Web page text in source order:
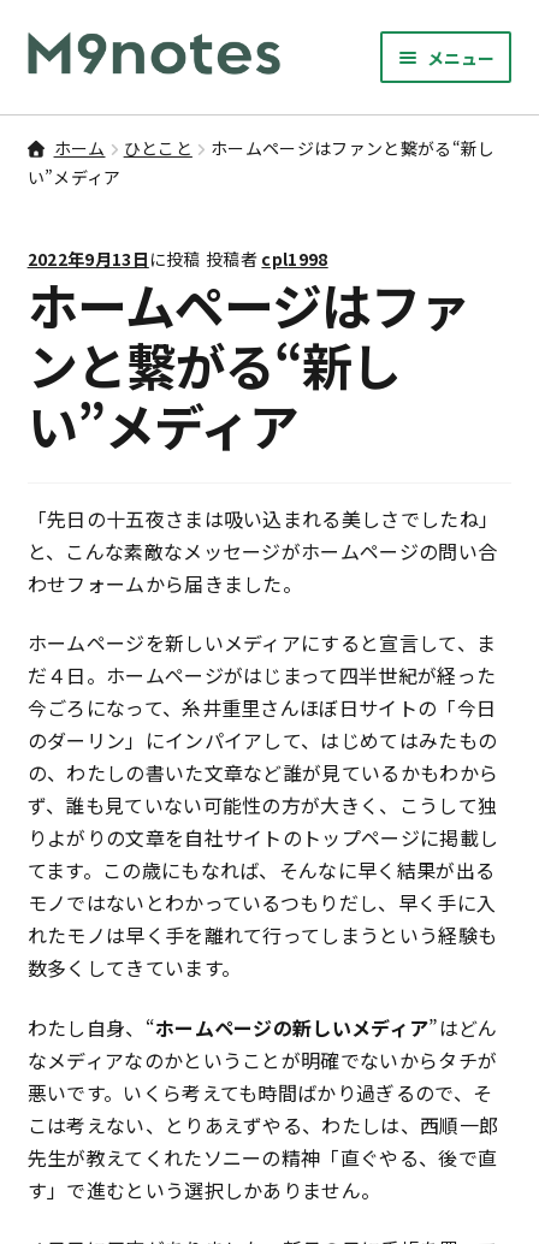
ナ
ビ
ゲ
ー
シ
へ
ス
キ
ッ
プ
コ
ン
テ
ン
ツ
キ
ッ
プ
メニュー
9マスノート
サ
ブ
書籍・文具・雑貨
研修
M9notesのこと
お問い合わせ
アカウント
ご利用案内
特定商取引法に基づく表記
プライバシーポリシー
ホーム ひとこと
ホームページはファンと繋がる“新し
い”メディア
2022年9月13日 に投稿 投稿者 cpl1998
ホームページはファ
ンと繋がる“新し
い”メディア
「先日の十五夜さまは吸い込まれる美しさでしたね」
と、こんな素敵なメッセージがホームページの問い合
わせフォームから届きました。
ホームページを新しいメディアにすると宣言して、ま
だ４日。ホームページがはじまって四半世紀が経った
今ごろになって、糸井重里さんほぼ日サイトの「今日
のダーリン」にインパイアして、はじめてはみたもの
の、わたしの書いた文章など誰が見ているかもわから
ず、誰も見ていない可能性の方が大きく、こうして独
りよがりの文章を自社サイトのトップページに掲載し
てます。この歳にもなれば、そんなに早く結果が出る
モノではないとわかっているつもりだし、早く手に入
れたモノは早く手を離れて行ってしまうという経験も
数多くしてきています。
わたし自身、“ホームページの新しいメディア”はどん
なメディアなのかということが明確でないからタチが
悪いです。いくら考えても時間ばかり過ぎるので、そ
こは考えない、とりあえずやる、わたしは、西順一郎
先生が教えてくれたソニーの精神「直ぐやる、後で直
す」で進むという選択しかありません。